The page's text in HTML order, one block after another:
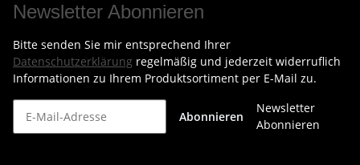
Newsletter Abonnieren
Bitte senden Sie mir entsprechend Ihrer
Datenschutzerklärung regelmäßig und jederzeit widerruflich
Informationen zu Ihrem Produktsortiment per E-Mail zu.
Abonnieren
Newsletter
Abonnieren